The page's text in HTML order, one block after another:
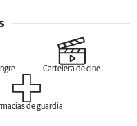
Cartelera de cine
de guardia